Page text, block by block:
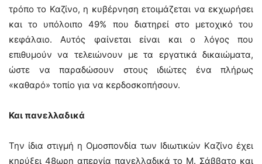
τρόπο το Καζίνο, η κυβέρνηση ετοιμάζεται να εκχωρήσει
και το υπόλοιπο 49% που διατηρεί στο μετοχικό του
κεφάλαιο. Αυτός φαίνεται είναι και ο λόγος που
επιθυμούν να τελειώνουν με τα εργατικά δικαιώματα,
ώστε να παραδώσουν στους ιδιώτες ένα πλήρως
«καθαρό» τοπίο για να κερδοσκοπήσουν.
Και πανελλαδικά
Την ίδια στιγμή η Ομοσπονδία των Iδιωτικών Kαζίνο έχει
κηρύξει 48ωρη απεργία πανελλαδικά το Μ. Σάββατο και